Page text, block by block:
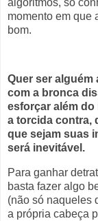
momento em que
bom.
Quer ser alguém
com a bronca
esforçar além
a torcida contra,
que sejam suas
será inevitável.
Para ganhar
basta fazer algo
(não só naqueles
a própria cabeça